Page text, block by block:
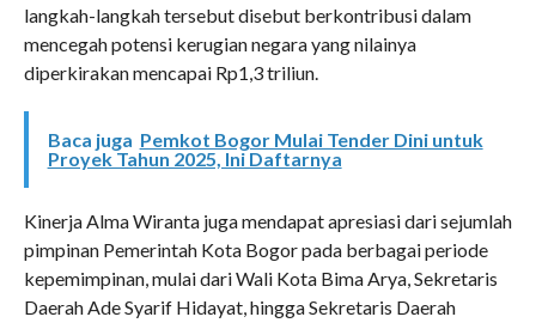
langkah-langkah tersebut disebut berkontribusi dalam
mencegah potensi kerugian negara yang nilainya
diperkirakan mencapai Rp1,3 triliun.
Baca juga Pemkot Bogor Mulai Tender Dini untuk
Proyek Tahun 2025, Ini Daftarnya
Kinerja Alma Wiranta juga mendapat apresiasi dari sejumlah
pimpinan Pemerintah Kota Bogor pada berbagai periode
kepemimpinan, mulai dari Wali Kota Bima Arya, Sekretaris
Daerah Ade Syarif Hidayat, hingga Sekretaris Daerah